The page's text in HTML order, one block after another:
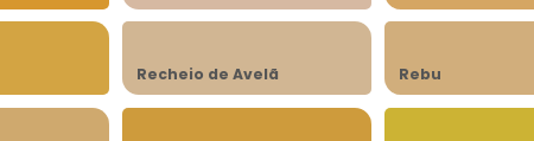
Recheio de Avelã Rebu